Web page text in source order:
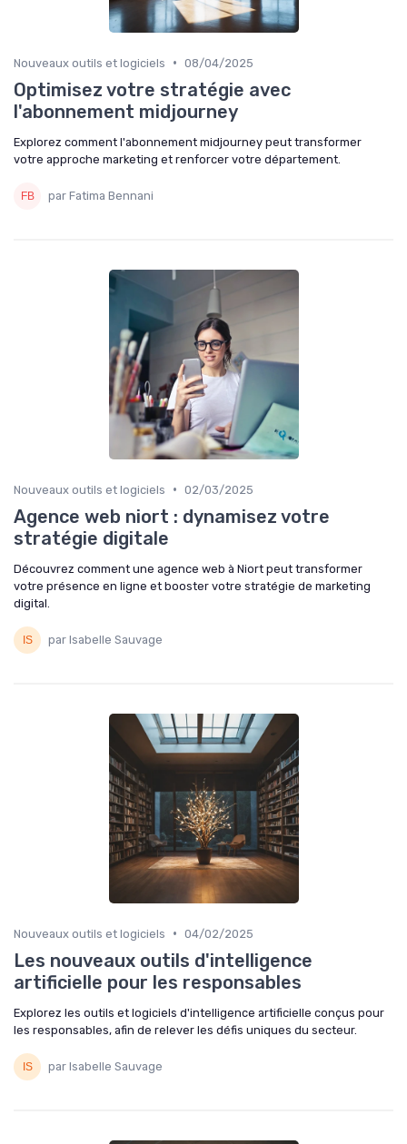
Nouveaux outils et logiciels • 08/04/2025
Optimisez votre stratégie avec
l'abonnement midjourney
Explorez comment l'abonnement midjourney peut transformer
votre approche marketing et renforcer votre département.
par Fatima Bennani
Nouveaux outils et logiciels • 02/03/2025
Agence web niort : dynamisez votre
stratégie digitale
Découvrez comment une agence web à Niort peut transformer
votre présence en ligne et booster votre stratégie de marketing
digital.
par Isabelle Sauvage
Nouveaux outils et logiciels • 04/02/2025
Les nouveaux outils d'intelligence
artificielle pour les responsables
Explorez les outils et logiciels d'intelligence artificielle conçus pour
les responsables, afin de relever les défis uniques du secteur.
par Isabelle Sauvage